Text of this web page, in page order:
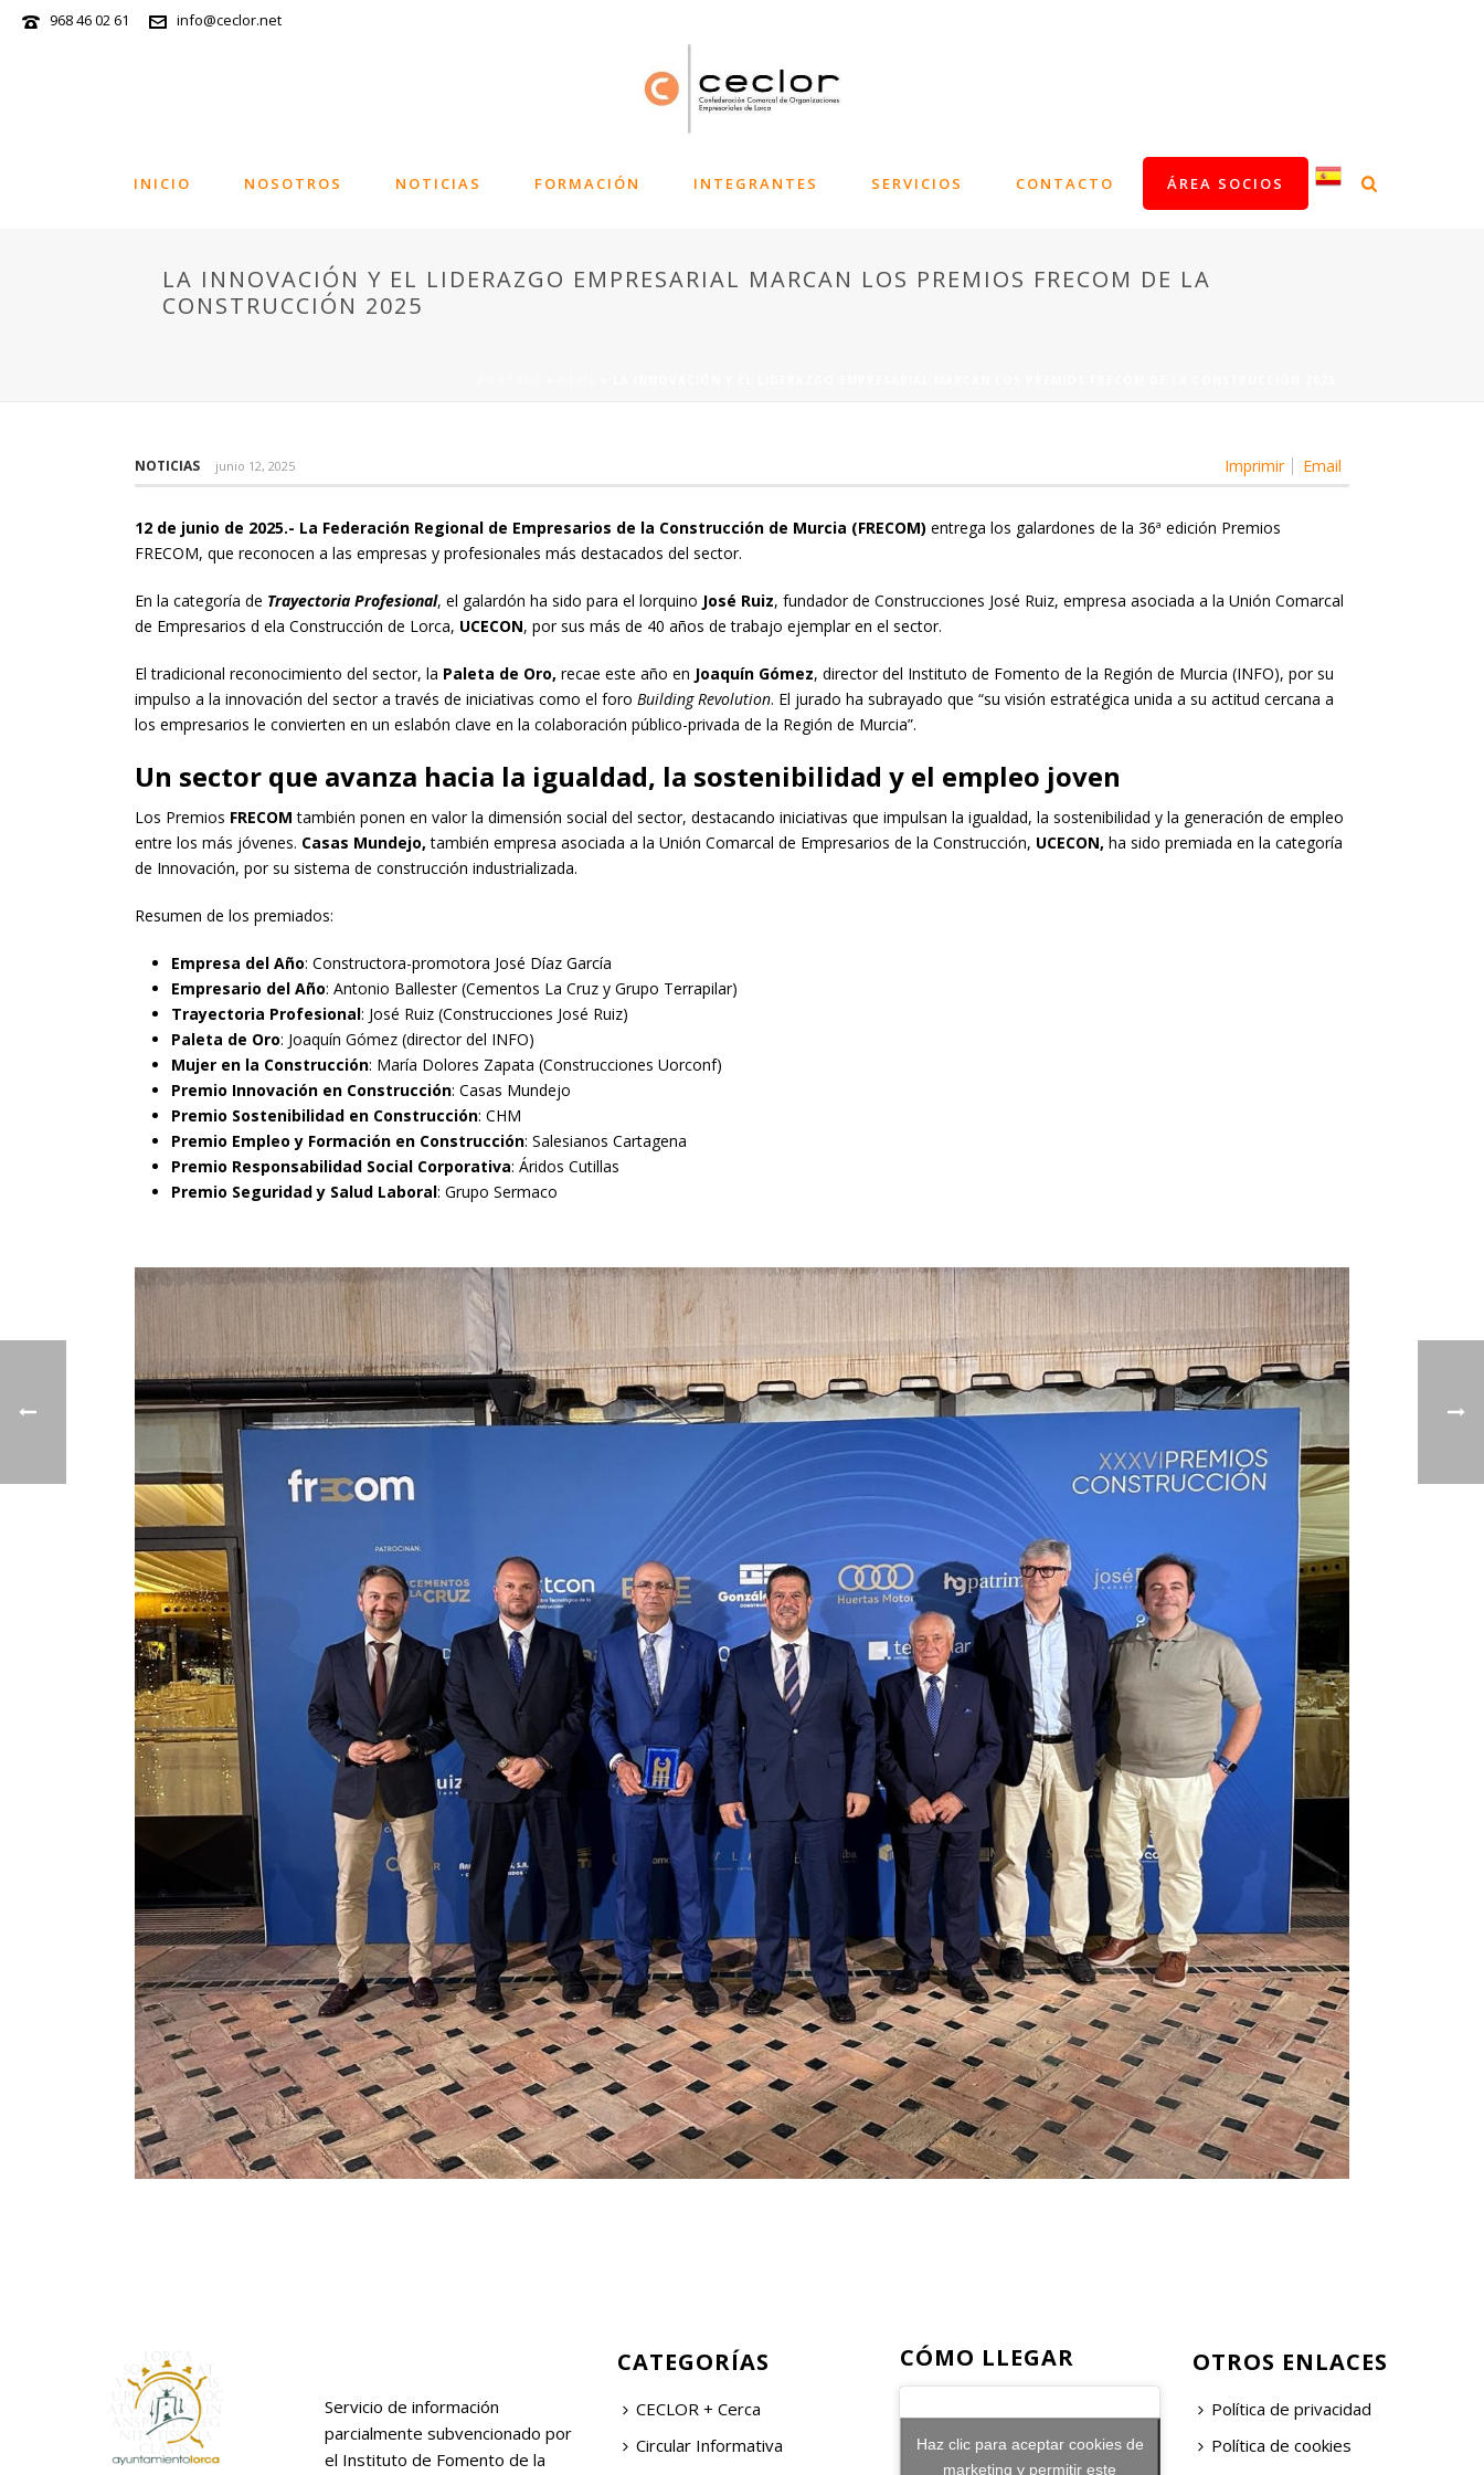
968 46 02 61 info@ceclor.net
INICIO NOSOTROS NOTICIAS FORMACIÓN INTEGRANTES SERVICIOS CONTACTO ÁREA SOCIOS
LA INNOVACIÓN Y EL LIDERAZGO EMPRESARIAL MARCAN LOS PREMIOS FRECOM DE LA
CONSTRUCCIÓN 2025
Imprimir Email
NOTICIAS junio 12, 2025
12 de junio de 2025.- La Federación Regional de Empresarios de la Construcción de Murcia (FRECOM) entrega los galardones de la 36ª edición Premios
FRECOM, que reconocen a las empresas y profesionales más destacados del sector.
En la categoría de Trayectoria Profesional, el galardón ha sido para el lorquino José Ruiz, fundador de Construcciones José Ruiz, empresa asociada a la Unión Comarcal
de Empresarios d ela Construcción de Lorca, UCECON, por sus más de 40 años de trabajo ejemplar en el sector.
El tradicional reconocimiento del sector, la Paleta de Oro, recae este año en Joaquín Gómez, director del Instituto de Fomento de la Región de Murcia (INFO), por su
impulso a la innovación del sector a través de iniciativas como el foro Building Revolution. El jurado ha subrayado que “su visión estratégica unida a su actitud cercana a
los empresarios le convierten en un eslabón clave en la colaboración público-privada de la Región de Murcia”.
Un sector que avanza hacia la igualdad, la sostenibilidad y el empleo joven
Los Premios FRECOM también ponen en valor la dimensión social del sector, destacando iniciativas que impulsan la igualdad, la sostenibilidad y la generación de empleo
entre los más jóvenes. Casas Mundejo,también empresa asociada a la Unión Comarcal de Empresarios de la Construcción, UCECON, ha sido premiada en la categoría
de Innovación, por su sistema de construcción industrializada.
Resumen de los premiados:
Empresa del Año: Constructora-promotora José Díaz García
Empresario del Año: Antonio Ballester (Cementos La Cruz y Grupo Terrapilar)
Trayectoria Profesional: José Ruiz (Construcciones José Ruiz)
Paleta de Oro: Joaquín Gómez (director del INFO)
Mujer en la Construcción: María Dolores Zapata (Construcciones Uorconf)
Premio Innovación en Construcción: Casas Mundejo
Premio Sostenibilidad en Construcción: CHM
Premio Empleo y Formación en Construcción: Salesianos Cartagena
Premio Responsabilidad Social Corporativa: Áridos Cutillas
Premio Seguridad y Salud Laboral: Grupo Sermaco
Servicio de información
parcialmente subvencionado por
el Instituto de Fomento de la
CATEGORÍAS
CECLOR + Cerca
Circular Informativa
CÓMO LLEGAR
Haz clic para aceptar cookies de
marketing y permitir este
OTROS ENLACES
Política de privacidad
Política de cookies